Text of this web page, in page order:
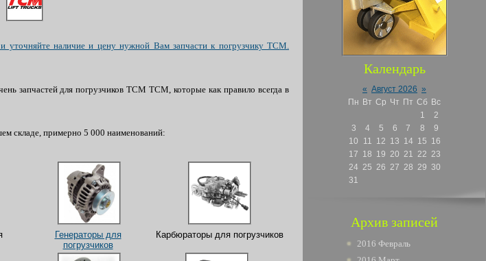
уточняйте наличие и цену нужной Вам запчасти к погрузчику TCM.
запчастей для погрузчиковTCM ТСМ, которые как правило всегда в
складе, примерно 5 000 наименований:
Генераторы для
погрузчиков
Карбюраторы для погрузчиков
Календарь
« Август 2026 »
Пн Вт Ср Чт Пт Сб Вс
1
2
3
4 5 6 7 8
9
10
11 12 13 14 15 16
17 18 19 20 21 22 23
24 25 26 27 28 29 30
31
Архив записей
2016 Февраль